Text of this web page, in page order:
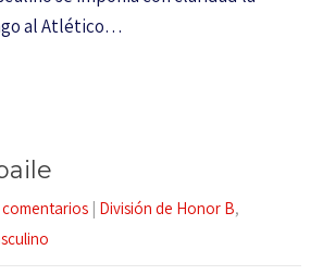
al Atlético…
| División de Honor B,